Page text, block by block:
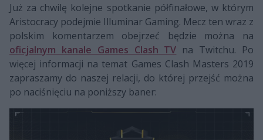
Już za chwilę kolejne spotkanie półfinałowe, w którym
Aristocracy podejmie Illuminar Gaming. Mecz ten wraz z
polskim komentarzem obejrzeć będzie można na
oficjalnym kanale Games Clash TV na Twitchu. Po
więcej informacji na temat Games Clash Masters 2019
zapraszamy do naszej relacji, do której przejść można
po naciśnięciu na poniższy baner: